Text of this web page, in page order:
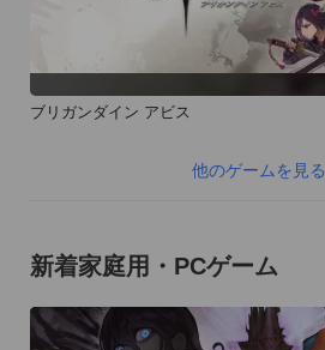
ブリガンダイン アビス
他のゲームを見る
新着家庭用・PCゲーム